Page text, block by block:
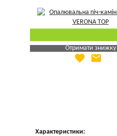
Отримати знижку
Яка Ваша ціна
favorite email
Характеристики: